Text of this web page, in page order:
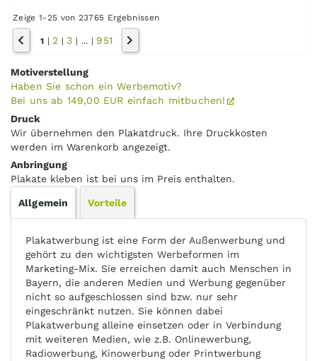
Zeige 1-25 von 23765 Ergebnissen
1 | 2 |3 | ... | 951
Motiverstellung
Haben Sie schon ein Werbemotiv?
Bei uns ab 149,00 EUR einfach mitbuchen!
Druck
Wir übernehmen den Plakatdruck. Ihre Druckkosten
werden im Warenkorb angezeigt.
Anbringung
Plakate kleben ist bei uns im Preis enthalten.
Allgemein Vorteile
Plakatwerbung ist eine Form der Außenwerbung und
gehört zu den wichtigsten Werbeformen im
Marketing-Mix. Sie erreichen damit auch Menschen in
Bayern, die anderen Medien und Werbung gegenüber
nicht so aufgeschlossen sind bzw. nur sehr
eingeschränkt nutzen. Sie können dabei
Plakatwerbung alleine einsetzen oder in Verbindung
mit weiteren Medien, wie z.B. Onlinewerbung,
Radiowerbung, Kinowerbung oder Printwerbung